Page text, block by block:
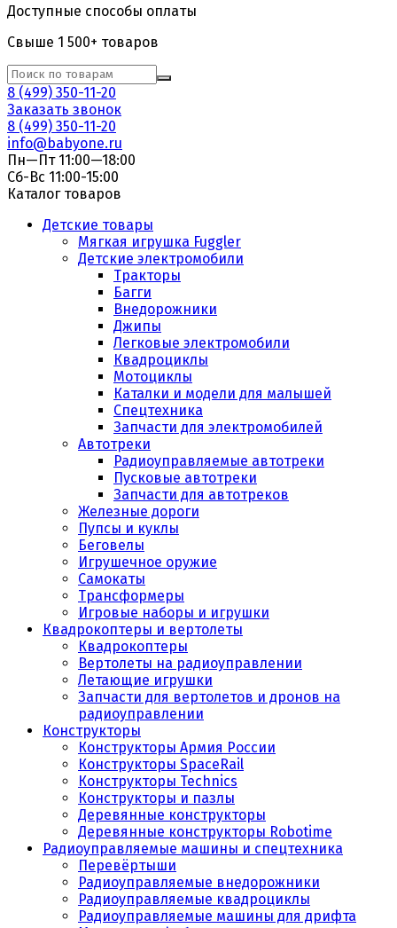
Доступные способы оплаты
Свыше 1 500+ товаров
8 (499) 350-11-20
Заказать звонок
8 (499) 350-11-20
info@babyone.ru
Пн—Пт 11:00—18:00
Сб-Вс 11:00-15:00
Каталог товаров
Детские товары
Мягкая игрушка Fuggler
Детские электромобили
Тракторы
Багги
Внедорожники
Джипы
Легковые электромобили
Квадроциклы
Мотоциклы
Каталки и модели для малышей
Спецтехника
Запчасти для электромобилей
Автотреки
Радиоуправляемые автотреки
Пусковые автотреки
Запчасти для автотреков
Железные дороги
Пупсы и куклы
Беговелы
Игрушечное оружие
Самокаты
Трансформеры
Игровые наборы и игрушки
Квадрокоптеры и вертолеты
Квадрокоптеры
Вертолеты на радиоуправлении
Летающие игрушки
Запчасти для вертолетов и дронов на
радиоуправлении
Конструкторы
Конструкторы Армия России
Конструкторы SpaceRail
Конструкторы Technics
Конструкторы и пазлы
Деревянные конструкторы
Деревянные конструкторы Robotime
Радиоуправляемые машины и спецтехника
Перевёртыши
Радиоуправляемые внедорожники
Радиоуправляемые квадроциклы
Радиоуправляемые машины для дрифта